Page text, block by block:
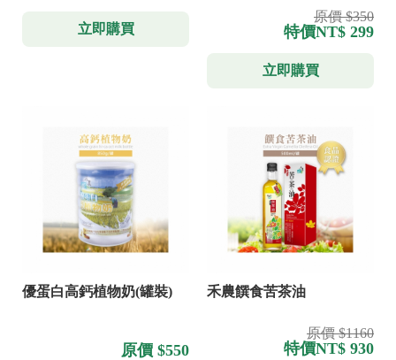
立即購買
原價 $350
特價NT$ 299
立即購買
優蛋白高鈣植物奶(罐裝)
原價 $550
禾農饌食苦茶油
原價 $1160
特價NT$ 930